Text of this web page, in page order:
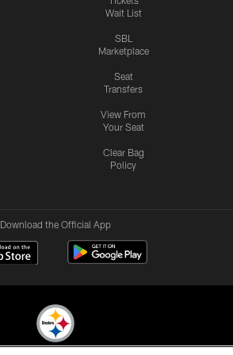
Wait List
SBL
Marketplace
Seat
Transfers
View From
Your Seat
Clear Bag
Policy
Download the Official App